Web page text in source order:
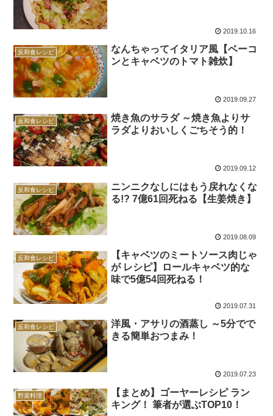
2019.10.16
反和食レシピ
なんちゃってイタリア風【ベーコ
ンとキャベツのトマト雑炊】
2019.09.27
反和食レシピ
焼き魚のサラダ ～焼き魚よりサ
ラダよりおいしくごちそう的！
2019.09.12
反和食レシピ
ニンニクなしにはもう戻れなくな
る!? 7億61回死ねる【生姜焼き】
2019.08.09
反和食レシピ
【キャベツのミートソース肉じゃ
が レシピ】ロールキャベツ的な
味で5億54回死ねる！
2019.07.31
反和食レシピ
洋風・アサリの酒蒸し ～5分でで
きる簡単おつまみ！
2019.07.23
野菜料理
【まとめ】ゴーヤーレシピ ラン
キング！ 筆者が選ぶTOP10！